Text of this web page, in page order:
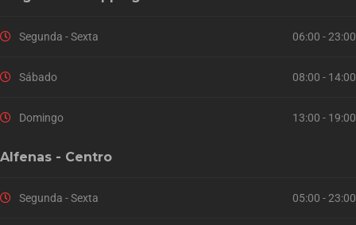
Segunda - Sexta 06:00 - 23:00
Sábado 08:00 - 14:00
Domingo 13:00 - 19:00
Alfenas - Centro
Segunda - Sexta 05:00 - 23:00